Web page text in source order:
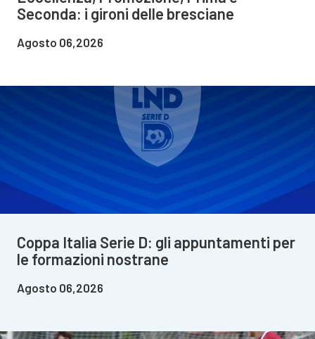
Seconda: i gironi delle bresciane
Agosto 06,2026
Coppa Italia Serie D: gli appuntamenti per
le formazioni nostrane
Agosto 06,2026